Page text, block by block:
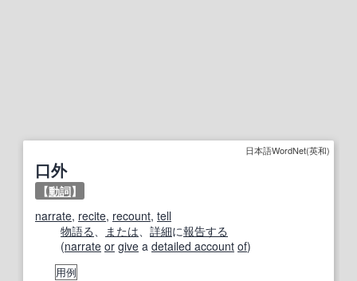
日本語WordNet(英和)
口外
【動詞】
narrate, recite, recount, tell
物語る、 または、 詳細に報告する
(narrate or give a detailed account of)
用例